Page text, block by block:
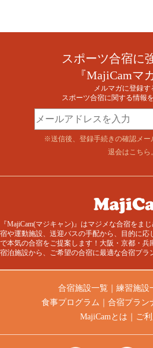
スポーツ合宿に
『MajiCamマ
メルマガに登録す
スポーツ合宿に関する情報
※送信後、登録手続きの確認メー
退会はこちら 。
『MajiCam(マジキャン)』はマジメな合宿をま
宿や運動施設、送迎バスの手配から、目的に応
で本気の合宿をご提案します！大阪・京都・兵
宿泊施設から、ご希望の合宿に最適な合宿プラ
合宿施設一覧 練習施設
食事プログラム
合宿プラン
MajiCamとは
ご